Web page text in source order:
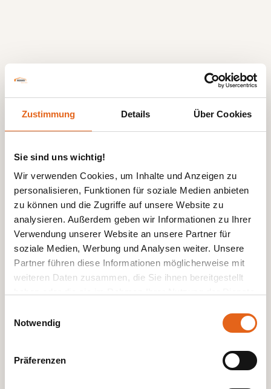
Zustimmung Details Über Cookies
Sie sind uns wichtig!
Wir verwenden Cookies, um Inhalte und Anzeigen zu
personalisieren, Funktionen für soziale Medien anbieten
zu können und die Zugriffe auf unsere Website zu
analysieren. Außerdem geben wir Informationen zu Ihrer
Verwendung unserer Website an unsere Partner für
soziale Medien, Werbung und Analysen weiter. Unsere
Partner führen diese Informationen möglicherweise mit
weiteren Daten zusammen, die Sie ihnen bereitgestellt
Bitte beachten Sie, dass einige der Partner auch Daten in
Drittländer übermitteln können, in denen möglicherweise
ein anderes Datenschutzniveau besteht als in der EU.
Notwendig
Präferenzen
Beste Material- und Bauqualität
Geförderte Nachhaltigkeit
Informationen?